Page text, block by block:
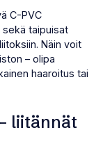
C-PVC
taipuisat
Näin voit
– olipa
haaroitus tai
liitännät